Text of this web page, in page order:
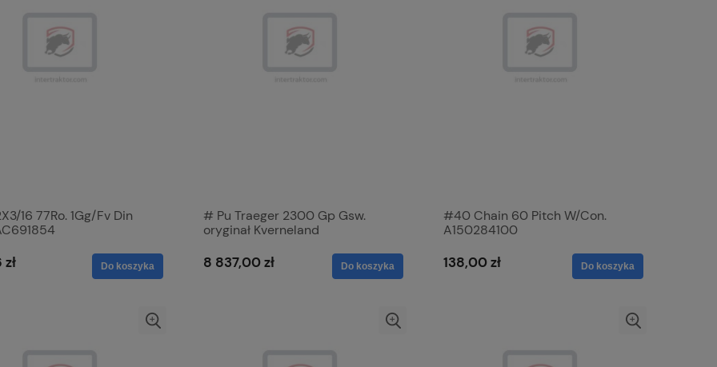
16 77Ro. 1Gg/Fv Din
Do koszyka
# Pu Traeger 2300 Gp Gsw.
oryginał Kverneland
8 837,00 zł Do koszyka
#40 Chain 60 Pitch W/Con.
A150284100
138,00 zł Do koszyka